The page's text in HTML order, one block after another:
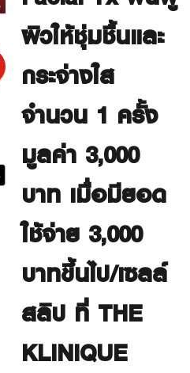
ผิวให้ชุ่มชื้นและ
กระจ่างใส
จำนวน 1 ครั้ง
มูลค่า 3,000
บาท เมื่อมียอด
ใช้จ่าย 3,000
บาทขึ้นไป/เซลล์
สลิป ที่ THE
KLINIQUE